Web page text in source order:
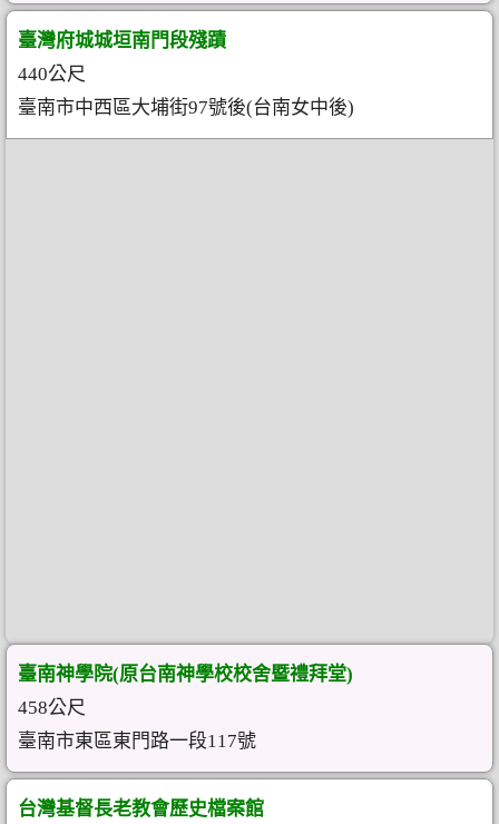
臺灣府城城垣南門段殘蹟
440公尺
臺南市中西區大埔街97號後(台南女中後)
臺南神學院(原台南神學校校舍暨禮拜堂)
458公尺
臺南市東區東門路一段117號
台灣基督長老教會歷史檔案館